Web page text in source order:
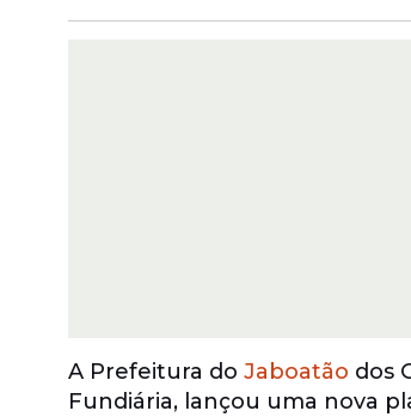
A Prefeitura do Jaboatão dos
Fundiária, lançou uma nova